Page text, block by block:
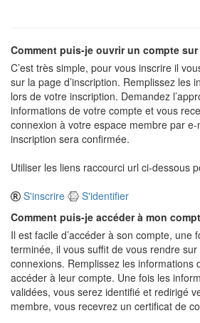
Comment puis-je ouvrir un compte
C’est très simple, pour vous inscrire il
sur la page d’inscription. Remplissez les
lors de votre inscription. Demandez
informations de votre compte et vous
connexion à votre espace membre par
inscription sera confirmée.
Utiliser les liens raccourci url ci-dessous
S'inscrire
S'identifier
Comment puis-je accéder à mon
Il est facile d’accéder à son compte, une
terminée, il vous suffit de vous rendre
connexions. Remplissez les informations
accéder à leur compte. Une fois les
validées, vous serez identifié et redirigé
membre, vous recevrez un certificat de